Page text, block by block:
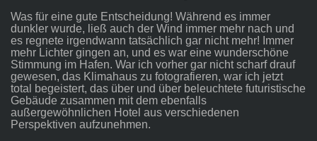
Was für eine gute Entscheidung! Während es immer
dunkler wurde, ließ auch der Wind immer mehr nach und
es regnete irgendwann tatsächlich gar nicht mehr! Immer
mehr Lichter gingen an, und es war eine wunderschöne
Stimmung im Hafen. War ich vorher gar nicht scharf drauf
gewesen, das Klimahaus zu fotografieren, war ich jetzt
total begeistert, das über und über beleuchtete futuristische
Gebäude zusammen mit dem ebenfalls
außergewöhnlichen Hotel aus verschiedenen
Perspektiven aufzunehmen.